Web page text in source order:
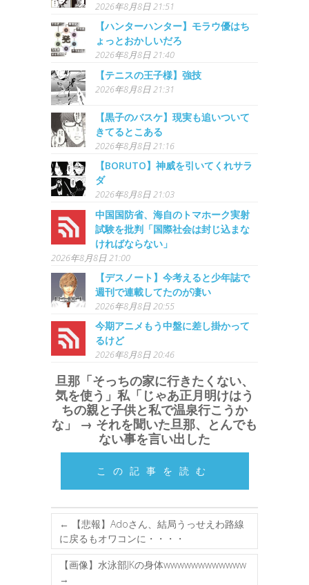
2026年8月8日 21:51
【ハンターハンター】モラウ優はち
ょっとおかしいだろ
2026年8月8日 21:40
【テニスの王子様】強技
2026年8月8日 21:31
【黒子のバスケ】現実も追いついて
きてるとこある
2026年8月8日 21:16
【BORUTO】神威を引いてくれサラ
ダ
2026年8月8日 21:03
中国国防省、海自のトマホーク実射
試験を批判「国際社会は封じ込まな
ければならない」
2026年8月8日 21:00
【デスノート】今考えると少年誌で
週刊で連載してたのが凄い
2026年8月8日 20:55
今期アニメもう中盤に差し掛かって
るけど
2026年8月8日 20:46
旦那「そっちの家に行きたくない、
気を使う」私「じゃあ正月明けはう
ちの親と子供と私で温泉行こうか
な」 → それを聞いた旦那、とんでも
ない事を言い出した
この記事を読む
←
【悲報】Adoさん、結局うっせえわ路線
に戻るもオワコンに・・・・
【画像】水泳部JKの身体wwwwwwwwwwww
→